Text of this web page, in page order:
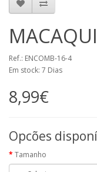
Ref.: ENCOMB-16-4
Em stock: 7 Dias
8,99€
Opcões
Tamanho